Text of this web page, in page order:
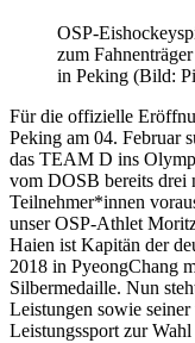
OSP-
zum
in Peking (Bild:
Für die offizielle
Peking am 04. Februar
das TEAM D ins
vom DOSB bereits drei
Teilnehmer*innen
unser OSP-Athlet
Haien ist Kapitän der
2018 in PyeongChang
Silbermedaille. Nun
Leistungen sowie
Leistungssport zur Wahl